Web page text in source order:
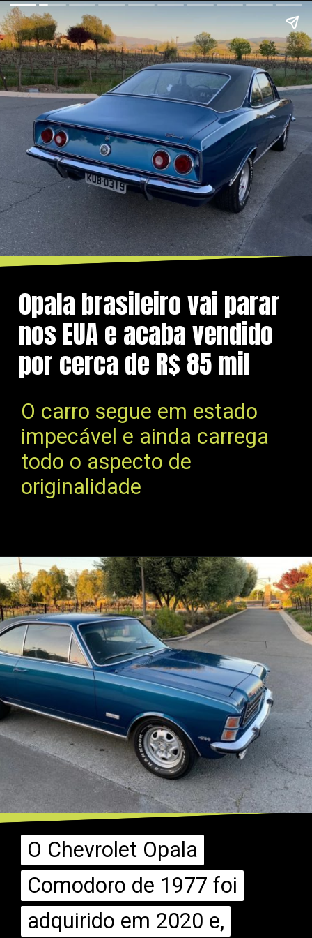
Opala brasileiro vai parar
nos EUA e acaba vendido
por cerca de R$ 85 mil
O carro segue em estado
impecável e ainda carrega
todo o aspecto de
originalidade
O Chevrolet Opala
Comodoro de 1977 foi
adquirido em 2020 e,
O Chevrolet Opala
Comodoro de 1977 foi
adquirido em 2020 e,